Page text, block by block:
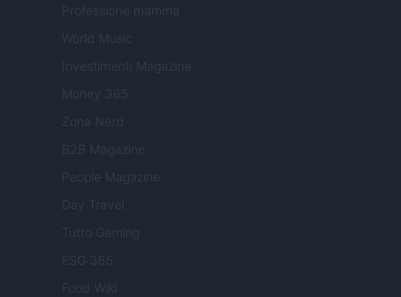
Professione mamma
World Music
Investimenti Magazine
Money 365
Zona Nerd
B2B Magazine
People Magazine
Day Travel
Tutto Gaming
ESG 365
Food Wiki